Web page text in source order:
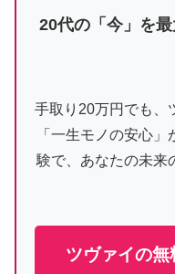
20代の「今」を
手取り20万円でも、
「一生モノの安心
験で、あなたの未来
ツヴァイの